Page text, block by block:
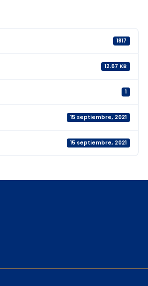
1817
12.67 KB
1
15 septiembre, 2021
15 septiembre, 2021